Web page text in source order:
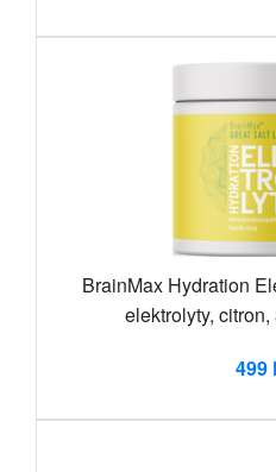
BrainMax Hydration
elektrolyty,
499